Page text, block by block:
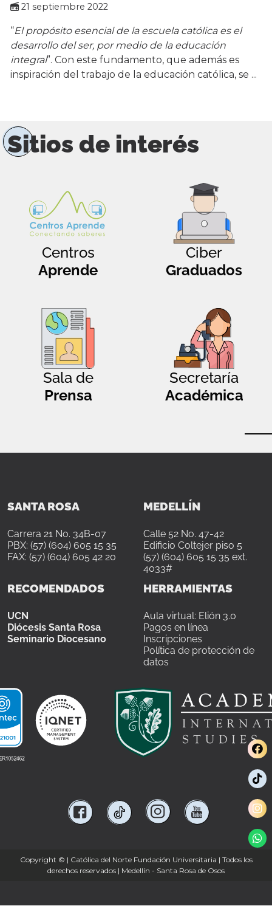
21 septiembre 2022
“El propósito esencial de la escuela católica es el
desarrollo del ser, por medio de la educación
integral”. Con este fundamento, que además es
inspiración del trabajo de la educación católica, se ...
Sitios de interés
Centros
Aprende
Ciber
Graduados
Sala de
Prensa
Secretaría
Académica
SANTA ROSA
Carrera 21 No. 34B-07
PBX: (57) (604) 605 15 35
FAX: (57) (604) 605 42 20
MEDELLÍN
Calle 52 No. 47-42
Edificio Coltejer piso 5
(57) (604) 605 15 35 ext.
4033#
RECOMENDADOS
UCN
Diócesis Santa Rosa
Seminario Diocesano
HERRAMIENTAS
Aula virtual: Elión 3.0
Pagos en línea
Inscripciones
Política de protección de
datos
Copyright © | Católica del Norte Fundación Universitaria | Todos los
derechos reservados | Medellín - Santa Rosa de Osos